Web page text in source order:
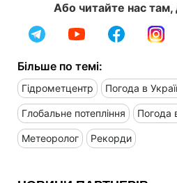
Або читайте нас там,
Більше по темі:
Гідрометцентр Погода в
Глобальне потепління Погода
Метеоролог Рекорди